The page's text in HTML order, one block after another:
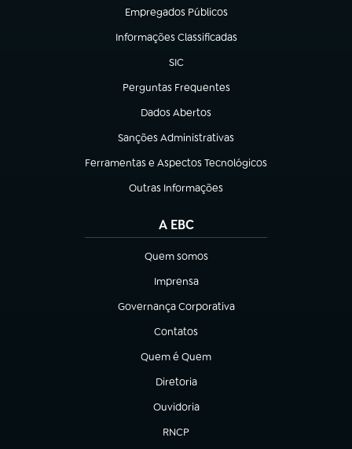
Empregados Públicos
(abre em nova aba)
Informações Classificadas
(abre em nova aba)
SIC
(abre em nova aba)
Perguntas Frequentes
(abre em nova aba)
Dados Abertos
(abre em nova aba)
Sanções Administrativas
(abre em nova aba)
Ferramentas e Aspectos Tecnológicos
(abre em nova aba)
Outras Informações
(abre em nova aba)
A EBC
Quem somos
(abre em nova aba)
Imprensa
(abre em nova aba)
Governança Corporativa
(abre em nova aba)
Contatos
(abre em nova aba)
Quem é Quem
(abre em nova aba)
Diretoria
(abre em nova aba)
Ouvidoria
(abre em nova aba)
RNCP
(abre em nova aba)